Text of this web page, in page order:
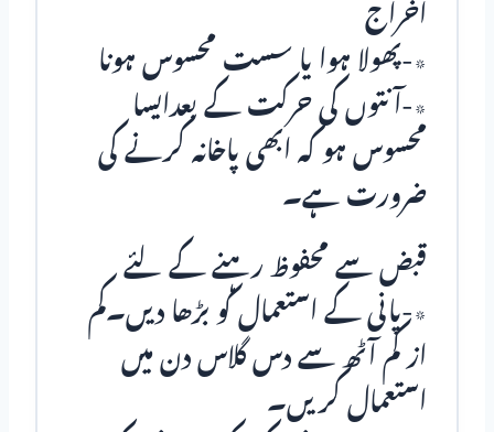
اخراج
٭-پھولا ہوا یا سست محسوس ہونا
٭-آنتوں کی حرکت کے بعدایسا
محسوس ہو کہ ابھی پاخانہ کرنے کی
ضرورت ہے۔
قبض سے محفوظ رہنے کے لئے
٭-پانی کے استعمال کو بڑھا دیں۔کم
از کم آٹھ سے دس گلاس دن میں
استعمال کریں۔